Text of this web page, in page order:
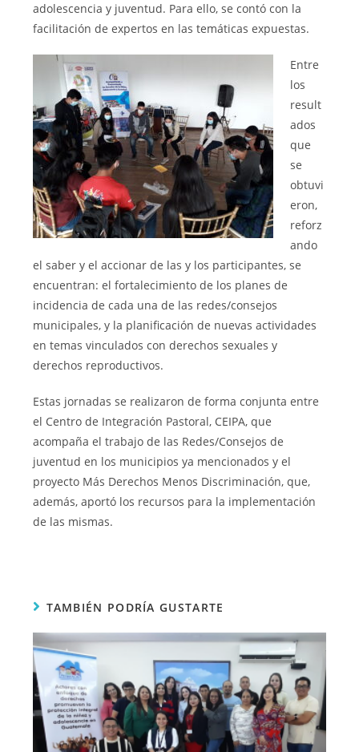
adolescencia y juventud. Para ello, se contó con la
facilitación de expertos en las temáticas expuestas.
Entre
los
result
ados
que
se
obtuvi
eron,
reforz
ando
el saber y el accionar de las y los participantes, se
encuentran: el fortalecimiento de los planes de
incidencia de cada una de las redes/consejos
municipales, y la planificación de nuevas actividades
en temas vinculados con derechos sexuales y
derechos reproductivos.
Estas jornadas se realizaron de forma conjunta entre
el Centro de Integración Pastoral, CEIPA, que
acompaña el trabajo de las Redes/Consejos de
juventud en los municipios ya mencionados y el
proyecto Más Derechos Menos Discriminación, que,
además, aportó los recursos para la implementación
de las mismas.
TAMBIÉN PODRÍA GUSTARTE